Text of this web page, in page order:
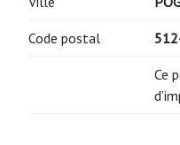
Code postal
Ce